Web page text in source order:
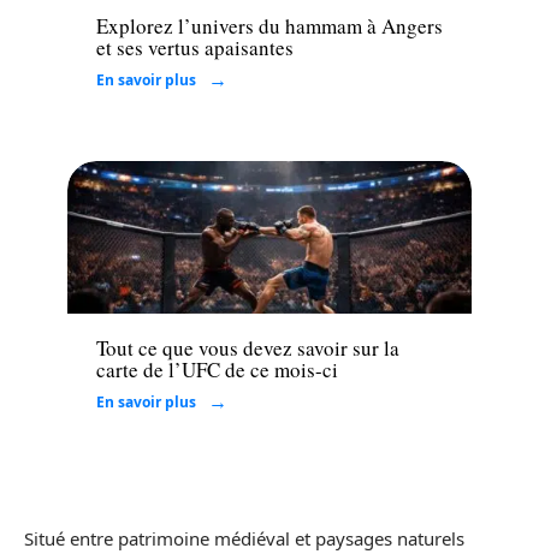
Explorez l’univers du hammam à Angers
et ses vertus apaisantes
En savoir plus
Finance
Tout ce que vous devez savoir sur la
carte de l’UFC de ce mois-ci
En savoir plus
Situé entre patrimoine médiéval et paysages naturels